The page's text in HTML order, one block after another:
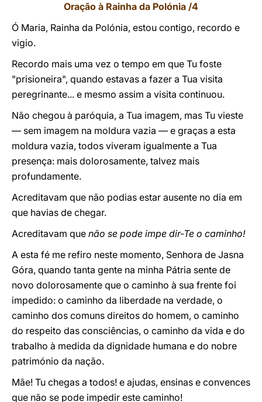
Oração à Rainha da Polónia /4
Ó Maria, Rainha da Polónia, estou contigo, recordo e
vigio.
Recordo mais uma vez o tempo em que Tu foste
"prisioneira", quando estavas a fazer a Tua visita
peregrinante... e mesmo assim a visita continuou.
Não chegou à paróquia, a Tua imagem, mas Tu vieste
— sem imagem na moldura vazia — e graças a esta
moldura vazia, todos viveram igualmente a Tua
presença: mais dolorosamente, talvez mais
profundamente.
Acreditavam que não podias estar ausente no dia em
que havias de chegar.
Acreditavam que não se pode impe dir-Te o caminho!
A esta fé me refiro neste momento, Senhora de Jasna
Góra, quando tanta gente na minha Pátria sente de
novo dolorosamente que o caminho à sua frente foi
impedido: o caminho da liberdade na verdade, o
caminho dos comuns direitos do homem, o caminho
do respeito das consciências, o caminho da vida e do
trabalho à medida da dignidade humana e do nobre
património da nação.
Mãe! Tu chegas a todos! e ajudas, ensinas e convences
que não se pode impedir este caminho!